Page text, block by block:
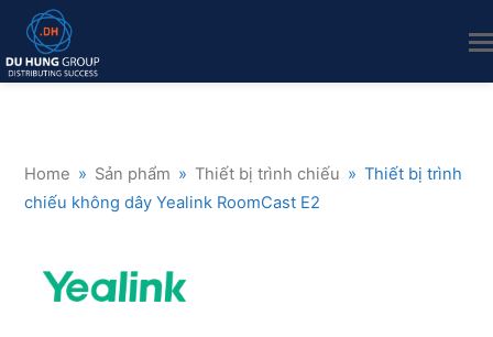
Home » Sản phẩm » Thiết bị trình chiếu » Thiết bị trình
chiếu không dây Yealink RoomCast E2